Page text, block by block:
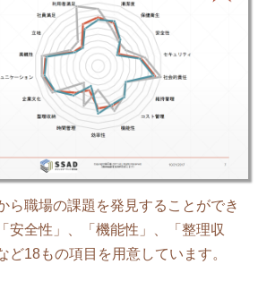
ら職場の課題を発見することができ
安全性」、「機能性」、「整理収
ど18もの項目を用意しています。